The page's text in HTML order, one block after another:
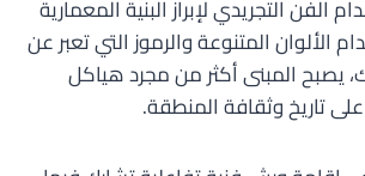
الفن التجريدي لإبراز البنية المعمارية
الألوان المتنوعة والرموز التي تعبر عن
يصبح المبنى أكثر من مجرد هياكل
تاريخ وثقافة المنطقة.